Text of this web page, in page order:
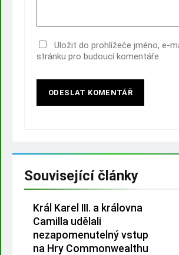
Uložit do prohlížeče jméno, e-
stránku pro budoucí komentáře.
Související články
Král Karel III. a královna
Camilla udělali
nezapomenutelný vstup
na Hry Commonwealthu